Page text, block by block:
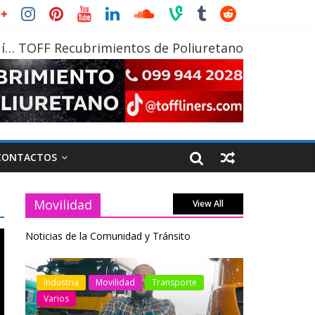
TOFF Recubrimientos de Poliuretano
Movilidad View All
Noticias de la Comunidad y Tránsito
Industria Movilidad
Transporte
Varios